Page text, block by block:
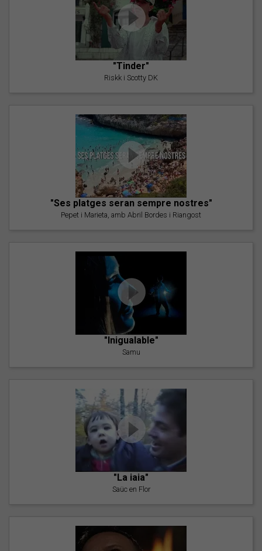
"Tinder"
Riskk i Scotty DK
"Ses platges seran sempre nostres"
Pepet i Marieta, amb Abril Bordes i Riangost
"Inigualable"
Samu
"La iaia"
Saüc en Flor